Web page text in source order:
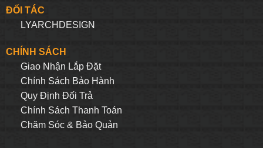
ĐỐI TÁC
LYARCHDESIGN
CHÍNH SÁCH
Giao Nhận Lắp Đặt
Chính Sách Bảo Hành
Quy Định Đối Trả
Chính Sách Thanh Toán
Chăm Sóc & Bảo Quản